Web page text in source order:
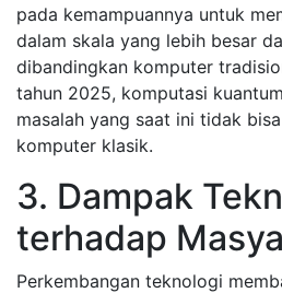
pada kemampuannya untuk
dalam skala yang lebih besar
dibandingkan komputer
tahun 2025, komputasi
masalah yang saat ini tidak
komputer klasik.
3. Dampak
terhadap
Perkembangan teknologi